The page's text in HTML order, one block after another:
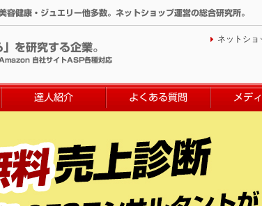
健康・ジュエリー他多数。ネットショップ運営の総合研究所。
を研究する企業。
自社サイトASP各種対応
ネットショ
達人紹介 よくある質問 メデ